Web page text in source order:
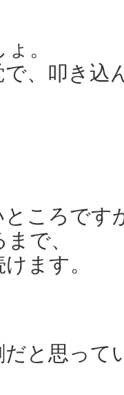
。
、叩き込
ころです
で、
ます。
と思って